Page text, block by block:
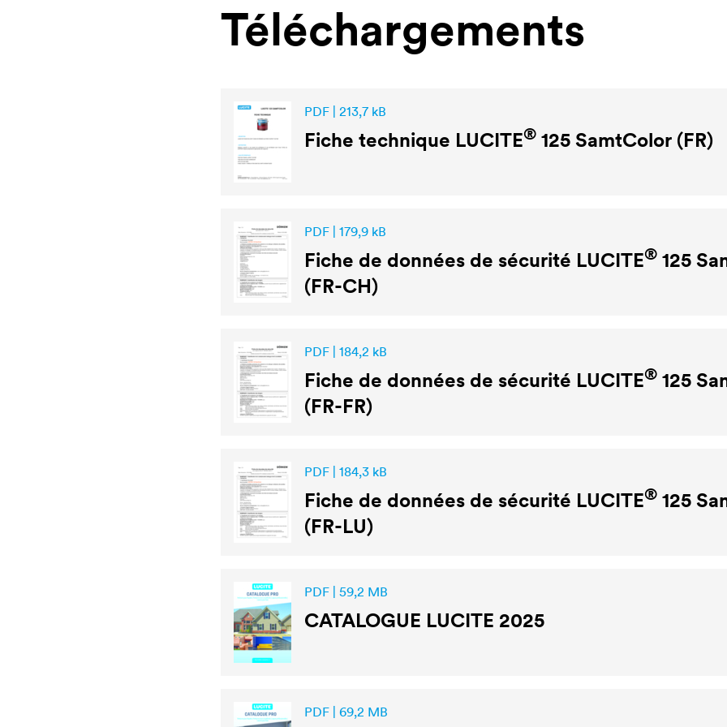
Téléchargements
PDF | 213,7 kB
Fiche technique LUCITE® 125 SamtColor (FR)
PDF | 179,9 kB
Fiche de données de sécurité LUCITE® 125
(FR-CH)
PDF | 184,2 kB
Fiche de données de sécurité LUCITE® 125
(FR-FR)
PDF | 184,3 kB
Fiche de données de sécurité LUCITE® 125
(FR-LU)
PDF | 59,2 MB
CATALOGUE LUCITE 2025
PDF | 69,2 MB